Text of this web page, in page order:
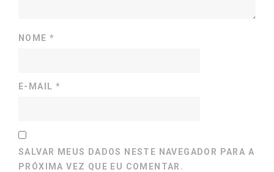
NOME *
E-MAIL *
SALVAR MEUS DADOS NESTE NAVEGADOR PARA A
PRÓXIMA VEZ QUE EU COMENTAR.